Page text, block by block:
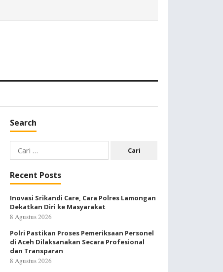
Search
Cari
untuk:
Recent Posts
Inovasi Srikandi Care, Cara Polres Lamongan
Dekatkan Diri ke Masyarakat
8 Agustus 2026
Polri Pastikan Proses Pemeriksaan Personel
di Aceh Dilaksanakan Secara Profesional
dan Transparan
8 Agustus 2026